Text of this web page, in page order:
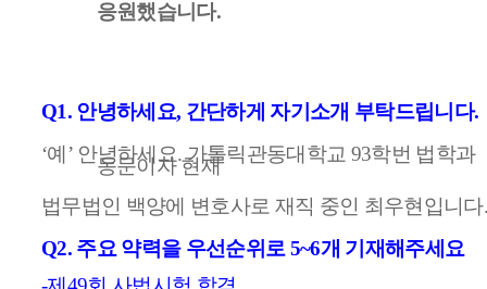
응원했습니다.
Q1. 안녕하세요, 간단하게 자기소개 부탁드립니다.
‘예’ 안녕하세요.가톨릭관동대학교 93학번 법학과
동문이자 현재
법무법인 백양에 변호사로 재직 중인 최우현입니다
Q2. 주요 약력을 우선순위로5~6개 기재해주세요